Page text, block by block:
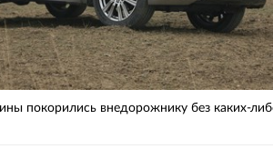
покорились внедорожнику без каких-